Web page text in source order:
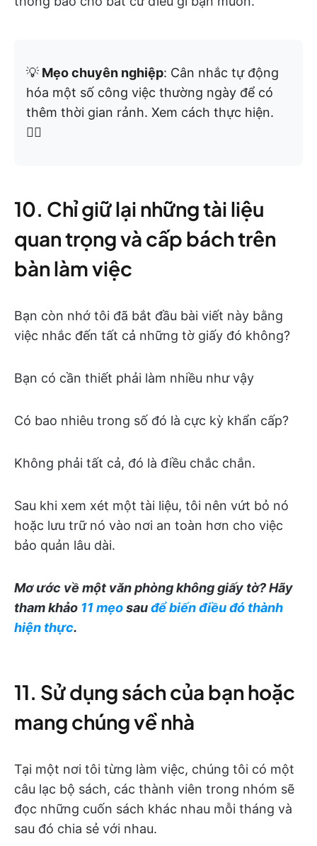
💡 Mẹo chuyên nghiệp: Cân nhắc tự động
hóa một số công việc thường ngày để có
thêm thời gian rảnh. Xem cách thực hiện.
👇🏼
10. Chỉ giữ lại những tài liệu
quan trọng và cấp bách trên
bàn làm việc
Bạn còn nhớ tôi đã bắt đầu bài viết này bằng
việc nhắc đến tất cả những tờ giấy đó không?
Bạn có cần thiết phải làm nhiều như vậy
Có bao nhiêu trong số đó là cực kỳ khẩn cấp?
Không phải tất cả, đó là điều chắc chắn.
Sau khi xem xét một tài liệu, tôi nên vứt bỏ nó
hoặc lưu trữ nó vào nơi an toàn hơn cho việc
bảo quản lâu dài.
Mơ ước về một văn phòng không giấy tờ? Hãy
tham khảo 11 mẹosauđể biến điều đó thành
hiện thực.
11. Sử dụng sách của bạn hoặc
mang chúng về nhà
Tại một nơi tôi từng làm việc, chúng tôi có một
câu lạc bộ sách, các thành viên trong nhóm sẽ
đọc những cuốn sách khác nhau mỗi tháng và
sau đó chia sẻ với nhau.